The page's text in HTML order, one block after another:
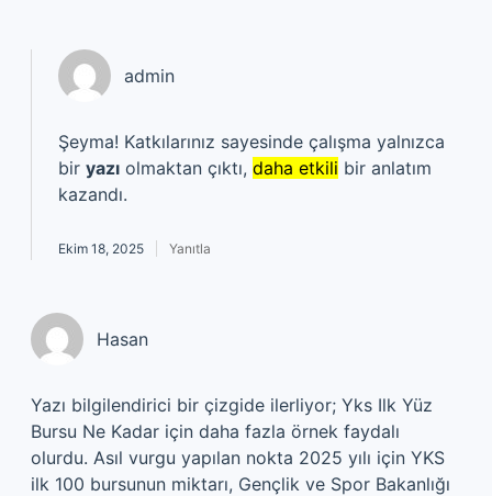
admin
Şeyma! Katkılarınız sayesinde çalışma yalnızca
bir yazı olmaktan çıktı, daha etkili bir anlatım
kazandı.
Ekim 18, 2025 Yanıtla
Hasan
Yazı bilgilendirici bir çizgide ilerliyor; Yks Ilk Yüz
Bursu Ne Kadar için daha fazla örnek faydalı
olurdu. Asıl vurgu yapılan nokta 2025 yılı için YKS
ilk 100 bursunun miktarı, Gençlik ve Spor Bakanlığı